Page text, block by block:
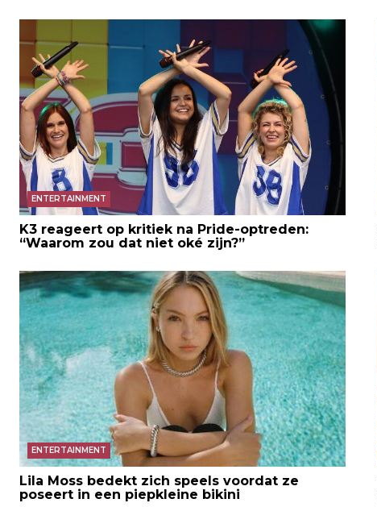
ENTERTAINMENT
K3 reageert op kritiek na Pride-optreden:
“Waarom zou dat niet oké zijn?”
ENTERTAINMENT
Lila Moss bedekt zich speels voordat ze
poseert in een piepkleine bikini